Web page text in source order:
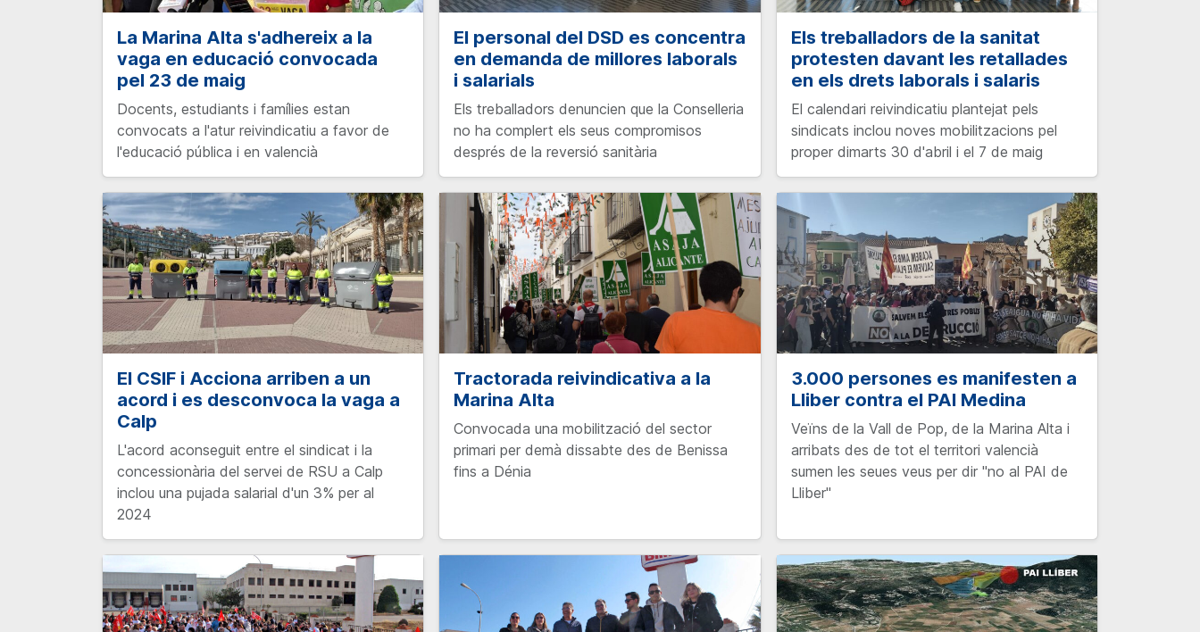
La Marina Alta s'adhereix a la
vaga en educació convocada
pel 23 de maig
Docents, estudiants i famílies estan
convocats a l'atur reivindicatiu a favor de
l'educació pública i en valencià
El personal del DSD es concentra
en demanda de millores laborals
i salarials
Els treballadors denuncien que la Conselleria
no ha complert els seus compromisos
després de la reversió sanitària
Els treballadors de la sanitat
protesten davant les retallades
en els drets laborals i salaris
El calendari reivindicatiu plantejat pels
sindicats inclou noves mobilitzacions pel
proper dimarts 30 d'abril i el 7 de maig
El CSIF i Acciona arriben a un
acord i es desconvoca la vaga a
Calp
L'acord aconseguit entre el sindicat i la
concessionària del servei de RSU a Calp
inclou una pujada salarial d'un 3% per al
2024
Tractorada reivindicativa a la
Marina Alta
Convocada una mobilització del sector
primari per demà dissabte des de Benissa
fins a Dénia
3.000 persones es manifesten a
Lliber contra el PAI Medina
Veïns de la Vall de Pop, de la Marina Alta i
arribats des de tot el territori valencià
sumen les seues veus per dir "no al PAI de
Lliber"